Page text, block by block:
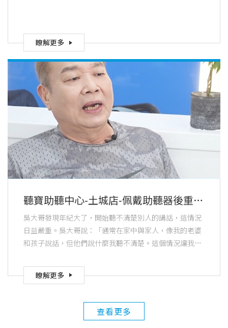
瞭解更多
聽寶助聽中心-土城店-佩戴助聽器後重拾
社交生活，和家人溝通無礙，不再感到
孤單
吳大哥發現年紀大了，開始聽不清楚別人的講話，這情況
日益嚴重。吳大哥說：「通常在家中與家人，像我的老婆
和孩子說話，但他們說什麼我聽不清楚。這個情況讓我感
瞭解更多
查看更多